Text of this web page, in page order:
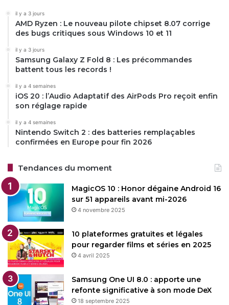
il y a 3 jours
AMD Ryzen : Le nouveau pilote chipset 8.07 corrige
des bugs critiques sous Windows 10 et 11
il y a 3 jours
Samsung Galaxy Z Fold 8 : Les précommandes
battent tous les records !
il y a 4 semaines
iOS 20 : l’Audio Adaptatif des AirPods Pro reçoit enfin
son réglage rapide
il y a 4 semaines
Nintendo Switch 2 : des batteries remplaçables
confirmées en Europe pour fin 2026
Tendances du moment
MagicOS 10 : Honor dégaine Android 16
sur 51 appareils avant mi-2026
4 novembre 2025
10 plateformes gratuites et légales
pour regarder films et séries en 2025
4 avril 2025
Samsung One UI 8.0 : apporte une
refonte significative à son mode DeX
18 septembre 2025